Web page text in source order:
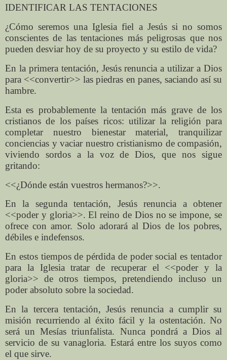
IDENTIFICAR LAS TENTACIONES
¿Cómo seremos una Iglesia fiel a Jesús si no somos
conscientes de las tentaciones más peligrosas que nos
pueden desviar hoy de su proyecto y su estilo de vida?
En la primera tentación, Jesús renuncia a utilizar a Dios
para <<convertir>> las piedras en panes, saciando así su
hambre.
Esta es probablemente la tentación más grave de los
cristianos de los países ricos: utilizar la religión para
completar nuestro bienestar material, tranquilizar
conciencias y vaciar nuestro cristianismo de compasión,
viviendo sordos a la voz de Dios, que nos sigue
gritando:
<<¿Dónde están vuestros hermanos?>>.
En la segunda tentación, Jesús renuncia a obtener
<<poder y gloria>>. El reino de Dios no se impone, se
ofrece con amor. Solo adorará al Dios de los pobres,
débiles e indefensos.
En estos tiempos de pérdida de poder social es tentador
para la Iglesia tratar de recuperar el <<poder y la
gloria>> de otros tiempos, pretendiendo incluso un
poder absoluto sobre la sociedad.
En la tercera tentación, Jesús renuncia a cumplir su
misión recurriendo al éxito fácil y la ostentación. No
será un Mesías triunfalista. Nunca pondrá a Dios al
servicio de su vanagloria. Estará entre los suyos como
el que sirve.